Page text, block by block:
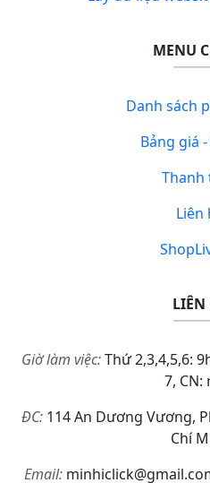
MENU
Danh sách
Bảng giá
Thanh
Liên
LIÊN
Giờ làm việc:Thứ 2,3,4,5,6:
7, CN:
ĐC: 114 An Dương Vương,
Chí
Email: